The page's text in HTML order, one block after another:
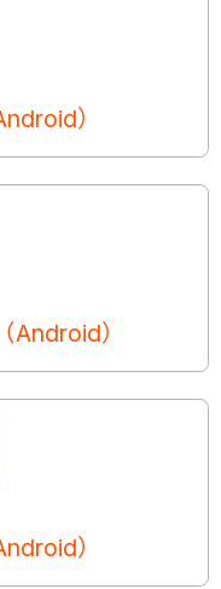
）
Android）
）